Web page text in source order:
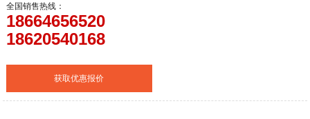
全国销售热线：
18664656520
18620540168
获取优惠报价